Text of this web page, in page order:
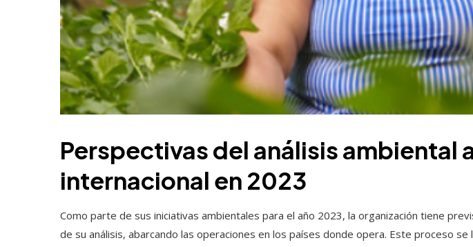
Perspectivas del análisis ambiental
internacional en 2023
Como parte de sus iniciativas ambientales para el año 2023, la organización tiene
de su análisis, abarcando las operaciones en los países donde opera. Este proceso se